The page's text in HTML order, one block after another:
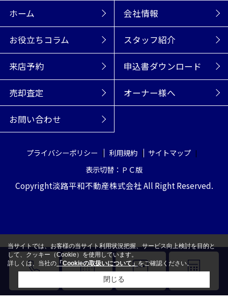
ホーム 会社情報
お役立ちコラム スタッフ紹介
来店予約 申込書ダウンロード
売却査定 オーナー様へ
お問い合わせ
プライバシーポリシー 利用規約
サイトマップ
表示切替：ＰＣ版
Copyright淡路平和不動産株式会社 All Right Reserved.
当サイトでは、お客様の当サイト利用状況把握、サービス向上検討を目的と
して、クッキー（Cookie）を使用しています。
詳しくは、当社の 「Cookieの取扱いについて」 をご確認ください。
閉じる